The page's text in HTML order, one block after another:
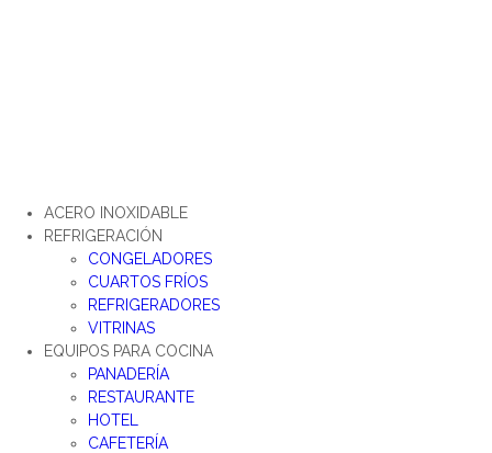
ACERO INOXIDABLE
REFRIGERACIÓN
CONGELADORES
CUARTOS FRÍOS
REFRIGERADORES
VITRINAS
EQUIPOS PARA COCINA
PANADERÍA
RESTAURANTE
HOTEL
CAFETERÍA